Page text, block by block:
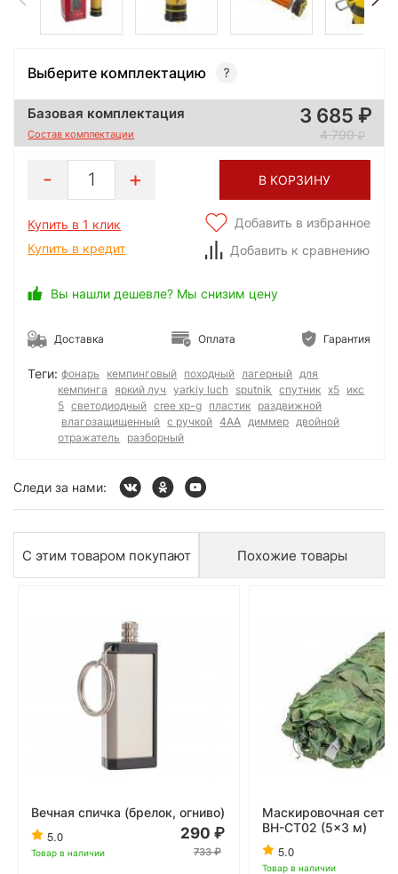
Выберите комплектацию
Базовая комплектация
Состав комплектации
3 685
4 790
1 В КОРЗИНУ
Купить в 1 клик
Купить в кредит
Добавить в избранное
Добавить к сравнению
Вы нашли дешевле? Мы снизим цену
Доставка Оплата Гарантия
Теги: фонарь кемпинговый походный лагерный для
кемпинга
яркий луч yarkiy luch sputnik спутник x5 икс
5 светодиодный cree xp-g пластик раздвижной
влагозащищенный с ручкой 4AA диммер двойной
отражатель
разборный
Следи за нами:
С этим товаром покупают Похожие товары
Вечная спичка (брелок, огниво)
5.0
Товар в наличии
290
733
Маскировочная
BH-CT02 (5x3 м)
5.0
Товар в наличии